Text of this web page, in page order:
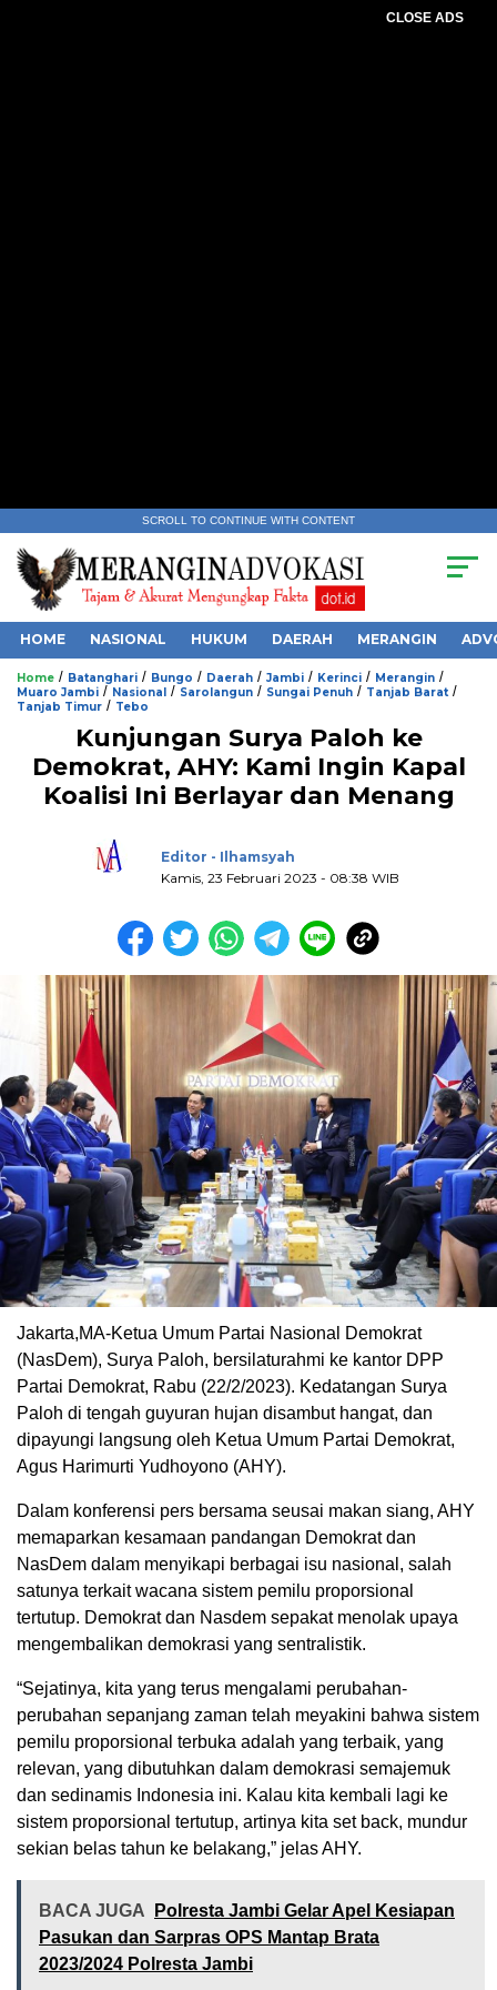
CLOSE ADS
SCROLL TO CONTINUE WITH CONTENT
HOME NASIONAL HUKUM DAERAH MERANGIN
Home / Batanghari / Bungo / Daerah / Jambi / Kerinci / Merangin /
Muaro Jambi / Nasional / Sarolangun / Sungai Penuh / Tanjab Barat/
Tanjab Timur / Tebo
Kunjungan Surya Paloh ke
Demokrat, AHY: Kami Ingin Kapal
Koalisi Ini Berlayar dan Menang
Editor - Ilhamsyah
Kamis, 23 Februari 2023 - 08:38 WIB
Jakarta,MA-Ketua Umum Partai Nasional Demokrat
(NasDem), Surya Paloh, bersilaturahmi ke kantor DPP
Partai Demokrat, Rabu (22/2/2023). Kedatangan Surya
Paloh di tengah guyuran hujan disambut hangat, dan
dipayungi langsung oleh Ketua Umum Partai Demokrat,
Agus Harimurti Yudhoyono (AHY).
Dalam konferensi pers bersama seusai makan siang, AHY
memaparkan kesamaan pandangan Demokrat dan
NasDem dalam menyikapi berbagai isu nasional, salah
satunya terkait wacana sistem pemilu proporsional
tertutup. Demokrat dan Nasdem sepakat menolak upaya
mengembalikan demokrasi yang sentralistik.
“Sejatinya, kita yang terus mengalami perubahan-
perubahan sepanjang zaman telah meyakini bahwa sistem
pemilu proporsional terbuka adalah yang terbaik, yang
relevan, yang dibutuhkan dalam demokrasi semajemuk
dan sedinamis Indonesia ini. Kalau kita kembali lagi ke
sistem proporsional tertutup, artinya kita set back, mundur
sekian belas tahun ke belakang,” jelas AHY.
BACA JUGA
Polresta Jambi Gelar Apel Kesiapan
Pasukan dan Sarpras OPS Mantap Brata
2023/2024 Polresta Jambi